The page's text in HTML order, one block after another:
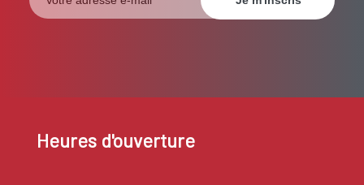
Heures d'ouverture